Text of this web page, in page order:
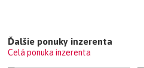
Ďalšie ponuky inzerenta
Celá ponuka inzerenta